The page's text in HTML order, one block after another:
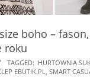
boho –
roku
TAGGED: HURTOWNIA
EBUTIK.PL, SMART